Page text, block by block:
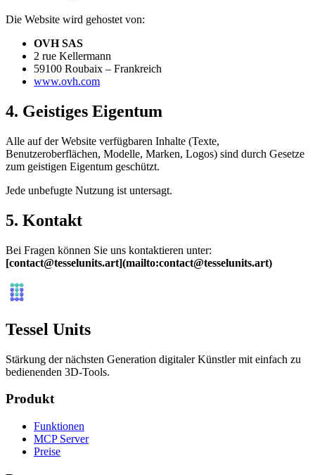
Die Website wird gehostet von:
OVH SAS
2 rue Kellermann
59100 Roubaix – Frankreich
www.ovh.com
4. Geistiges Eigentum
Alle auf der Website verfügbaren Inhalte (Texte,
Benutzeroberflächen, Modelle, Marken, Logos) sind durch Gesetze
zum geistigen Eigentum geschützt.
Jede unbefugte Nutzung ist untersagt.
5. Kontakt
Bei Fragen können Sie uns kontaktieren unter:
[contact@tesselunits.art](mailto:contact@tesselunits.art)
Tessel Units
Stärkung der nächsten Generation digitaler Künstler mit einfach zu
bedienenden 3D-Tools.
Produkt
Funktionen
MCP Server
Preise